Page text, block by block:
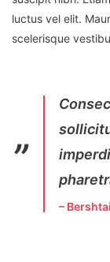
luctus vel elit.
scelerisque
–